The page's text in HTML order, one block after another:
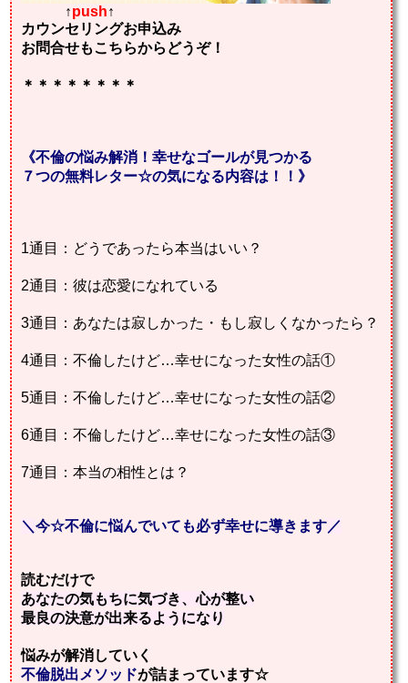
↑push↑
カウンセリングお申込み
お問合せもこちらからどうぞ！
＊＊＊＊＊＊＊＊
《不倫の悩み解消！幸せなゴールが見つかる
７つの無料レター☆の気になる内容は！！》
1通目：どうであったら本当はいい？
2通目：彼は恋愛になれている
3通目：あなたは寂しかった・もし寂しくなかったら？
4通目：不倫したけど…幸せになった女性の話①
5通目：不倫したけど…幸せになった女性の話②
6通目：不倫したけど…幸せになった女性の話③
7通目：本当の相性とは？
＼今☆不倫に悩んでいても必ず幸せに導きます／
読むだけで
あなたの気もちに気づき、心が整い
最良の決意が出来るようになり
悩みが解消していく
不倫脱出メソッドが詰まっています☆